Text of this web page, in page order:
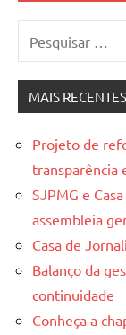
por:
MAIS RECENTES
Projeto de
transparência
SJPMG e
assembleia
Casa de
Balanço da
continuidade
Conheça a